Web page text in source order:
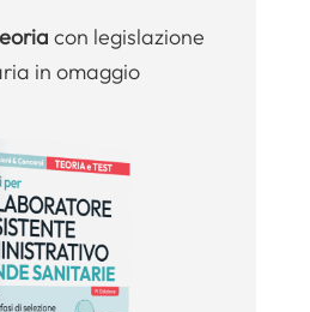
con legislazione
in omaggio